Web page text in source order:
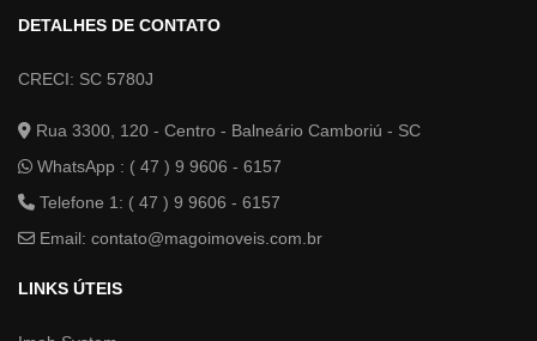
DETALHES DE CONTATO
CRECI: SC 5780J
Rua 3300, 120 - Centro - Balneário Camboriú - SC
WhatsApp : ( 47 ) 9 9606 - 6157
Telefone 1: ( 47 ) 9 9606 - 6157
Email: contato@magoimoveis.com.br
LINKS ÚTEIS